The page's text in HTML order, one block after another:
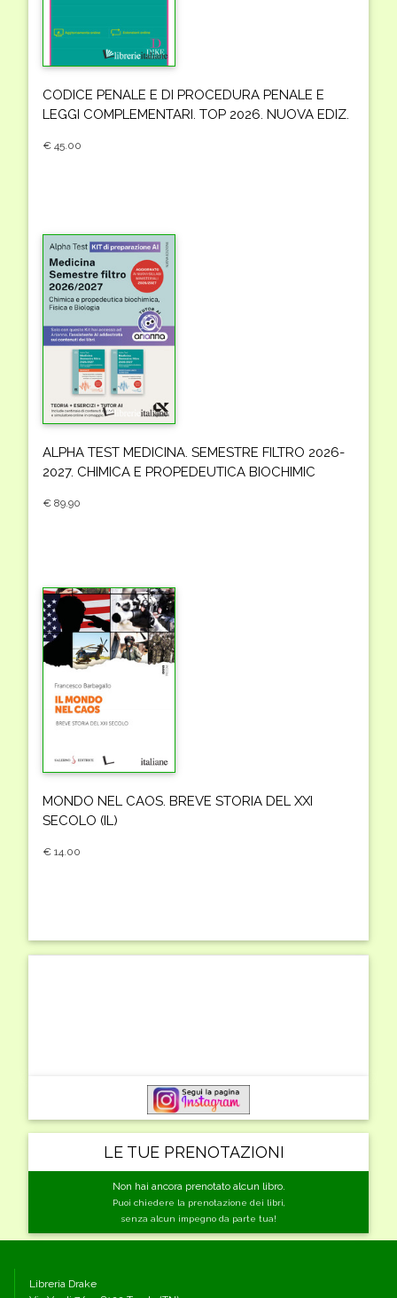
CODICE PENALE E DI PROCEDURA PENALE E
LEGGI COMPLEMENTARI. TOP 2026. NUOVA EDIZ.
€ 45.00
ALPHA TEST MEDICINA. SEMESTRE FILTRO 2026-
2027. CHIMICA E PROPEDEUTICA BIOCHIMIC
€ 89.90
MONDO NEL CAOS. BREVE STORIA DEL XXI
SECOLO (IL)
€ 14.00
LE TUE PRENOTAZIONI
Non hai ancora prenotato alcun libro.
Puoi chiedere la prenotazione dei libri,
senza alcun impegno da parte tua!
Libreria Drake